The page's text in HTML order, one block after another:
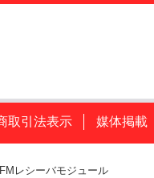
取引法表示 媒体掲載
レシーバモジュール